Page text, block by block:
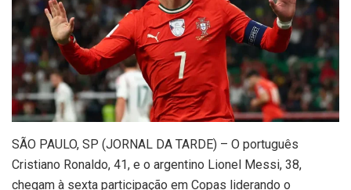
SÃO PAULO, SP (JORNAL DA TARDE) – O português
Cristiano Ronaldo, 41, e o argentino Lionel Messi, 38,
chegam à sexta participação em Copas liderando o